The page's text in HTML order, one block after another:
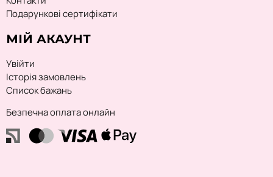
Подарункові сертифікати
МІЙ АКАУНТ
Увійти
Історія замовлень
Список бажань
Безпечна оплата онлайн